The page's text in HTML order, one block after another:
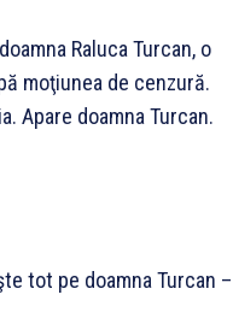
Raluca Turcan, o
moţiunea de cenzură.
Apare doamna Turcan.
tot pe doamna Turcan –